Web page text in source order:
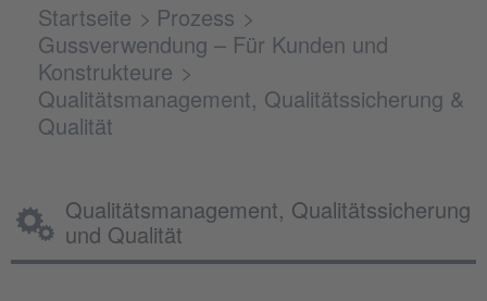
Startseite
Prozess
Gussverwendung – Für Kunden und
Konstrukteure
Qualitätsmanagement, Qualitätssicherung &
Qualität
Qualitätsmanagement, Qualitätssicherung
und Qualität